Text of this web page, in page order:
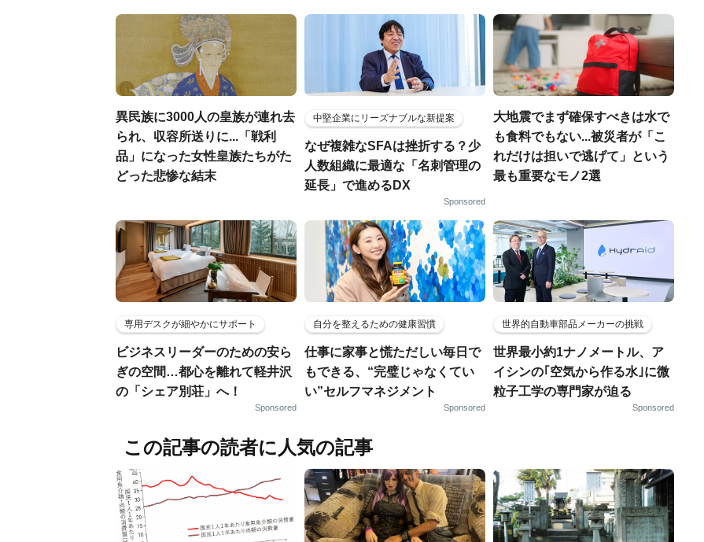
異民族に3000人の皇族が連れ去
られ、収容所送りに...「戦利
品」になった女性皇族たちがた
どった悲惨な結末
中堅企業にリーズナブルな新提案
なぜ複雑なSFAは挫折する？少
人数組織に最適な「名刺管理の
延長」で進めるDX
Sponsored
大地震でまず確保すべきは水で
も食料でもない...被災者が「こ
れだけは担いで逃げて」という
最も重要なモノ2選
専用デスクが細やかにサポート
ビジネスリーダーのための安ら
ぎの空間…都心を離れて軽井沢
の「シェア別荘」へ！
Sponsored
自分を整えるための健康習慣
仕事に家事と慌ただしい毎日で
もできる、“完璧じゃなくてい
い”セルフマネジメント
Sponsored
世界的自動車部品メーカーの挑戦
世界最小約1ナノメートル、ア
イシンの｢空気から作る水｣に微
粒子工学の専門家が迫る
Sponsored
この記事の読者に人気の記事